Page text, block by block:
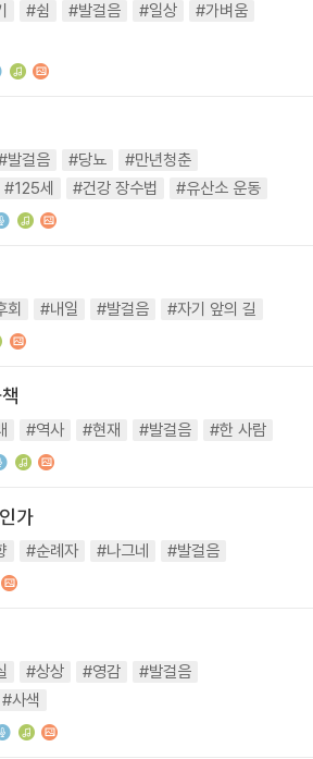
#쉼 #발걸음 #일상
#가벼움
발걸음 #당뇨
#만년청춘
#125세 #건강 장수법 #유산소 운동
회 #내일 #발걸음 #자기 앞의 길
#역사 #현재 #발걸음 #한 사람
가
#순례자 #나그네 #발걸음
#상상 #영감
#발걸음
#사색